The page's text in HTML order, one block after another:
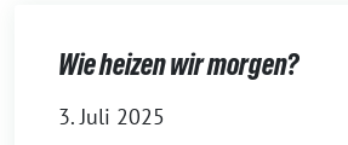
Wie heizen wir morgen?
3. Juli 2025